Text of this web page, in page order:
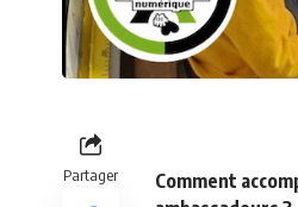
Partager
Comment